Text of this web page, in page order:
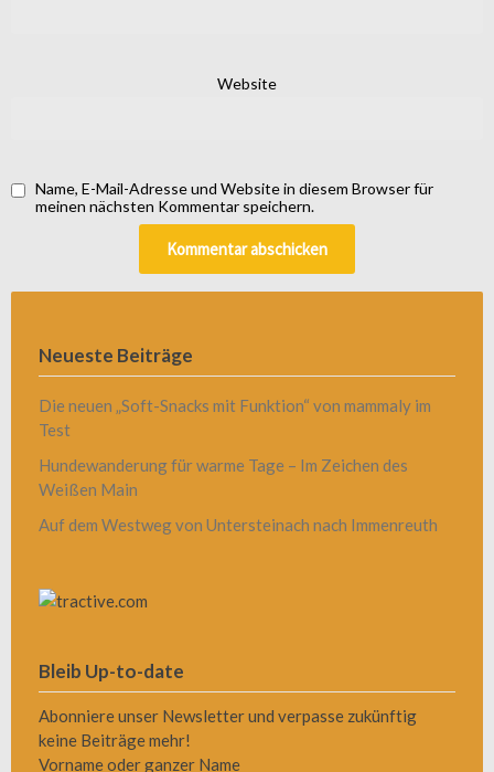
Website
Name, E-Mail-Adresse und Website in diesem Browser für
meinen nächsten Kommentar speichern.
Neueste Beiträge
Die neuen „Soft-Snacks mit Funktion“ von mammaly im
Test
Hundewanderung für warme Tage – Im Zeichen des
Weißen Main
Auf dem Westweg von Untersteinach nach Immenreuth
Bleib Up-to-date
Abonniere unser Newsletter und verpasse zukünftig
keine Beiträge mehr!
Vorname oder ganzer Name